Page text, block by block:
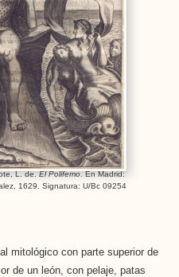
L. de.El Polifemo. En Madrid:
1629. Signatura: U/Bc 09254
mitológico con parte superior de
de un león, con pelaje, patas